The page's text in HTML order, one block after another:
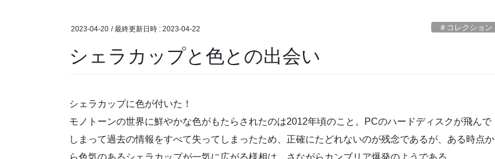
2023-04-20 / 最終更新日時 : 2023-04-22 ＃コレクション
シェラカップと色との出会い
シェラカップに色が付いた！
モノトーンの世界に鮮やかな色がもたらされたのは2012年頃のこと。PCのハードディスクが飛んで
しまって過去の情報をすべて失ってしまったため、正確にたどれないのが残念であるが、ある時点か